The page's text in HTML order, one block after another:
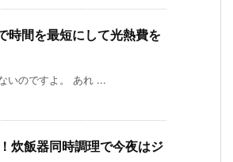
時間を最短にして光熱費を
いのですよ。 あれ ...
炊飯器同時調理で今夜はジ